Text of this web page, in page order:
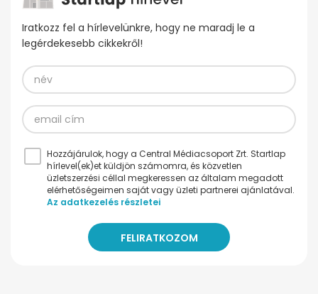
Iratkozz fel a hírlevelünkre, hogy ne maradj le a
legérdekesebb cikkekről!
Hozzájárulok, hogy a Central Médiacsoport Zrt. Startlap
hírlevel(ek)et küldjön számomra, és közvetlen
üzletszerzési céllal megkeressen az általam megadott
elérhetőségeimen saját vagy üzleti partnerei ajánlatával.
Az adatkezelés részletei